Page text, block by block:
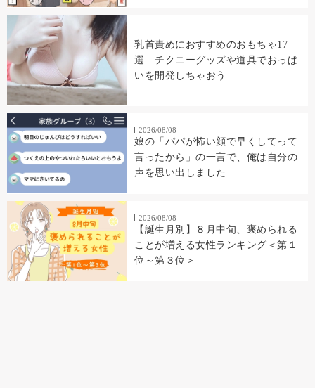
乳首責めにおすすめのおもちゃ17
選 チクニーグッズや道具でおっぱ
いを開発しちゃおう
2026/08/08
娘の「パパが怖い顔で早くしてって
言ったから」の一言で、俺は自分の
声を思い出しました
2026/08/08
【誕生月別】８月中旬、褒められる
ことが増える女性ランキング＜第１
位～第３位＞